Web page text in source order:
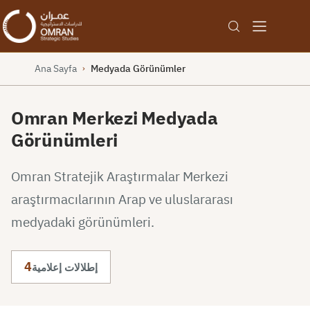
Ana Sayfa › Medyada Görünümler
Omran Merkezi Medyada
Görünümleri
Omran Stratejik Araştırmalar Merkezi
araştırmacılarının Arap ve uluslararası
medyadaki görünümleri.
4إطلالات إعلامية